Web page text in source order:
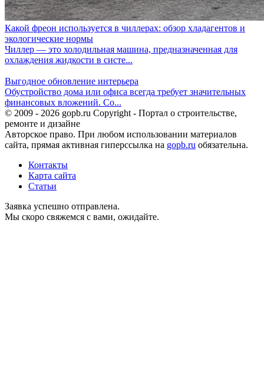
Какой фреон используется в чиллерах: обзор хладагентов и
экологические нормы
Чиллер — это холодильная машина, предназначенная для
охлаждения жидкости в систе...
Выгодное обновление интерьера
Обустройство дома или офиса всегда требует значительных
финансовых вложений. Со...
© 2009 - 2026 gopb.ru Copyright - Портал о строительстве,
ремонте и дизайне
Авторское право. При любом использовании материалов
сайта, прямая активная гиперссылка на gopb.ru обязательна.
Контакты
Карта сайта
Статьи
Заявка успешно отправлена.
Мы скоро свяжемся с вами, ожидайте.